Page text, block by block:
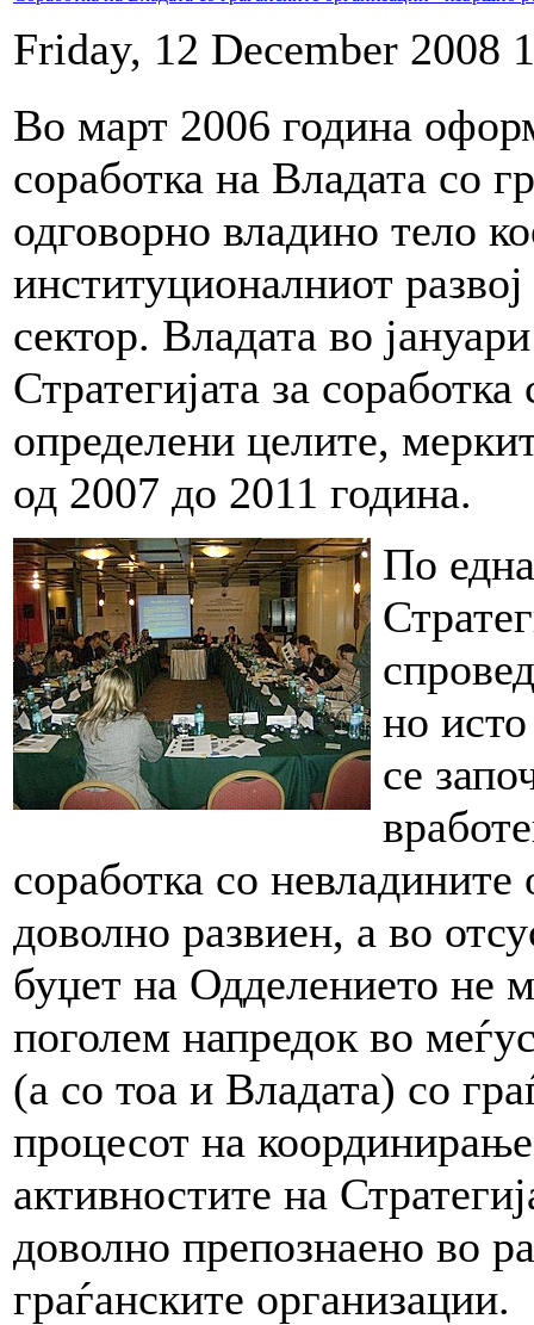
Friday, 12 December 2008
Во март 2006 година
соработка на Владата со
одговорно владино тело
институционалниот
сектор. Владата во
Стратегијата за
определени целите,
од 2007 до 2011 година.
По
но
се
соработка со
доволно развиен, а во
буџет на Одделението не
поголем напредок во
(а со тоа и Владата) со
процесот на
активностите на
доволно препознаено во
граѓанските организации.